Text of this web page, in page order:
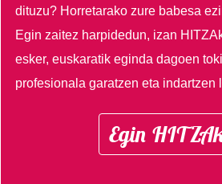
dituzu? Horretarako zure babesa
Egin zaitez harpidedun, izan
esker, euskaratik eginda dagoen
profesionala garatzen eta indartzen
Egin